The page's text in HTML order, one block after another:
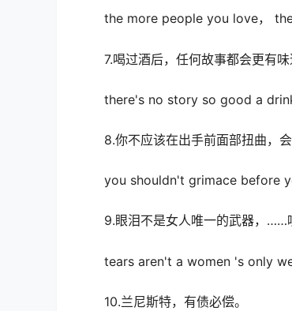
the more people you love， the
7.喝过酒后，任何故事都会更有味
there's no story so good a
8.你不应该在出手前面部扭曲，会
you shouldn't grimace before
9.眼泪不是女人唯一的武器，……
tears aren't a women 's only
10.兰尼斯特，有债必偿。